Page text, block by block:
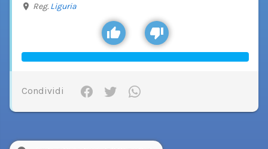
Reg. Liguria
Condividi